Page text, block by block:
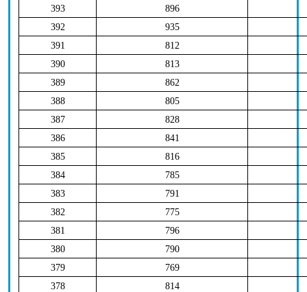
393
896
392
935
391
812
390
813
389
862
388
805
387
828
386
841
385
816
384
785
383
791
382
775
381
796
380
790
379
769
378
814